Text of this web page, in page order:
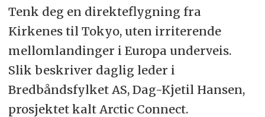
Tenk deg en direkteflygning fra
Kirkenes til Tokyo, uten irriterende
mellomlandinger i Europa underveis.
Slik beskriver daglig leder i
Bredbåndsfylket AS, Dag-Kjetil Hansen,
prosjektet kalt Arctic Connect.